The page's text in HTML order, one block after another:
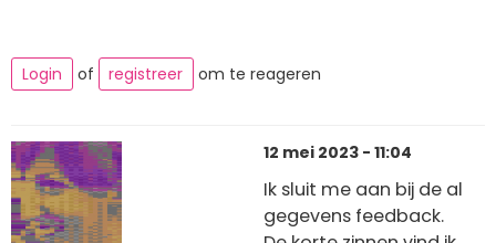
Login of registreer om te reageren
12 mei 2023 - 11:04
Ik sluit me aan bij de al
gegevens feedback.